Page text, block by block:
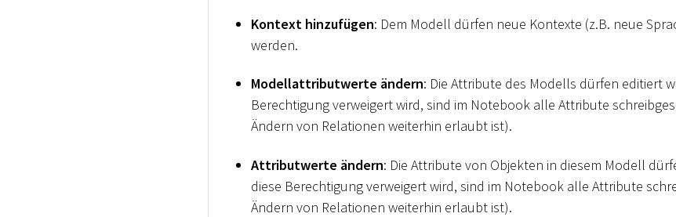
Kontext hinzufügen: Dem Modell dürfen neue Kontexte (z.B. neue
werden.
Modellattributwerte ändern: Die Attribute des Modells dürfen editiert
Berechtigung verweigert wird, sind im Notebook alle Attribute
Ändern von Relationen weiterhin erlaubt ist).
Attributwerte ändern: Die Attribute von Objekten in diesem Modell
diese Berechtigung verweigert wird, sind im Notebook alle Attribute
Ändern von Relationen weiterhin erlaubt ist).